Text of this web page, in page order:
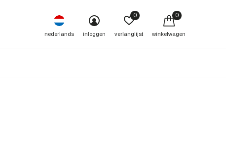
nederlands inloggen verlanglijst
0
winkelwagen
0